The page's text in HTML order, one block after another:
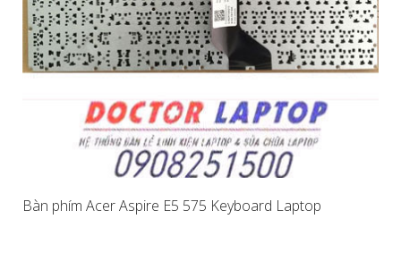
Bàn phím Acer Aspire E5 575 Keyboard Laptop